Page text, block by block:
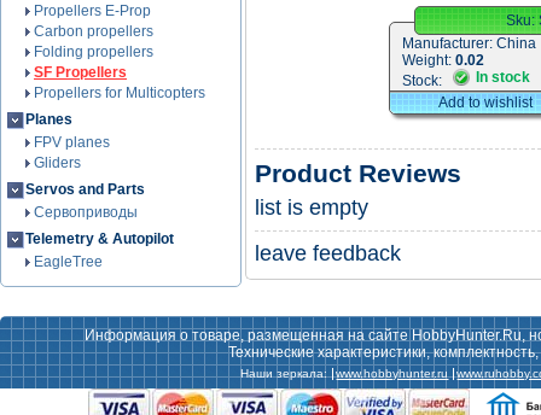
Propellers E-Prop
Carbon propellers
Folding propellers
SF Propellers
Propellers for Multicopters
Planes
FPV planes
Gliders
Servos and Parts
Сервоприводы
Telemetry & Autopilot
EagleTree
Sku:
Manufacturer: China
Weight: 0.02
Stock:
In stock
Add to wishlist
Product Reviews
list is empty
leave feedback
Информация о товаре, размещенная на сайте HobbyHunter.Ru,
Технические характеристики,
Наши зеркала: www.hobbyhunter.ru